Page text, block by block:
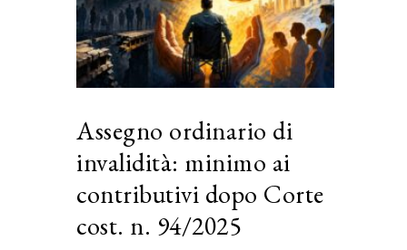
Assegno ordinario di
invalidità: minimo ai
contributivi dopo Corte
cost. n. 94/2025